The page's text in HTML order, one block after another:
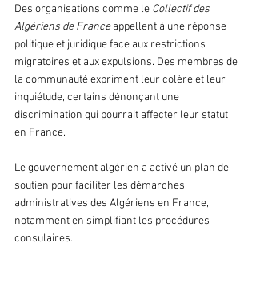
Des organisations comme le Collectif des
Algériens de France appellent à une réponse
politique et juridique face aux restrictions
migratoires et aux expulsions. Des membres de
la communauté expriment leur colère et leur
inquiétude, certains dénonçant une
discrimination qui pourrait affecter leur statut
en France.
Le gouvernement algérien a activé un plan de
soutien pour faciliter les démarches
administratives des Algériens en France,
notamment en simplifiant les procédures
consulaires.